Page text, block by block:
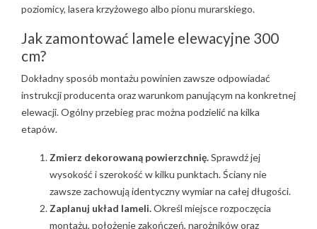
poziomicy, lasera krzyżowego albo pionu murarskiego.
Jak zamontować lamele elewacyjne 300
cm?
Dokładny sposób montażu powinien zawsze odpowiadać
instrukcji producenta oraz warunkom panującym na konkretnej
elewacji. Ogólny przebieg prac można podzielić na kilka
etapów.
Zmierz dekorowaną powierzchnię.Sprawdź jej
wysokość i szerokość w kilku punktach. Ściany nie
zawsze zachowują identyczny wymiar na całej długości.
Zaplanuj układ lameli.Określ miejsce rozpoczęcia
montażu, położenie zakończeń, narożników oraz